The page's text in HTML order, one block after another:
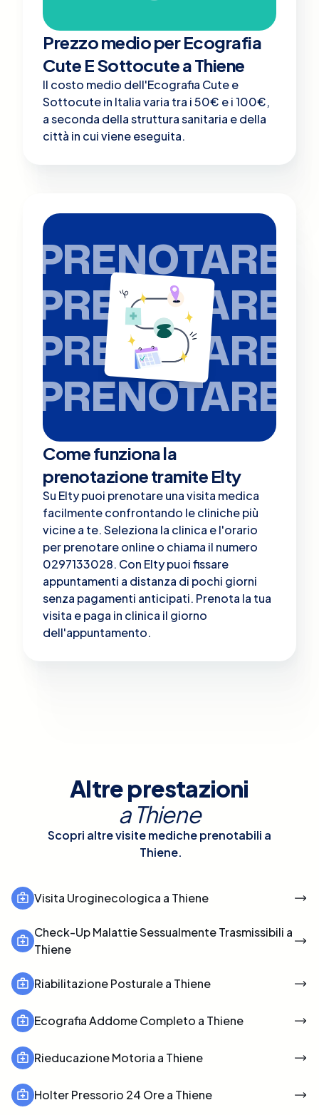
Prezzo medio per Ecografia
Cute E Sottocute a Thiene
Il costo medio dell'Ecografia Cute e
Sottocute in Italia varia tra i 50€ e i 100€,
a seconda della struttura sanitaria e della
città in cui viene eseguita.
PRENOTARE
PRENOTARE
PRENOTARE
PRENOTARE
Come funziona la
prenotazione tramite Elty
Su Elty puoi prenotare una visita medica
facilmente confrontando le cliniche più
vicine a te. Seleziona la clinica e l'orario
per prenotare online o chiama il numero
0297133028. Con Elty puoi fissare
appuntamenti a distanza di pochi giorni
senza pagamenti anticipati. Prenota la tua
visita e paga in clinica il giorno
dell'appuntamento.
Altre prestazioni
a Thiene
Scopri altre visite mediche prenotabili a
Thiene.
Visita Uroginecologica a Thiene
Check-Up Malattie Sessualmente Trasmissibili a
Thiene
Riabilitazione Posturale a Thiene
Ecografia Addome Completo a Thiene
Rieducazione Motoria a Thiene
Holter Pressorio 24 Ore a Thiene